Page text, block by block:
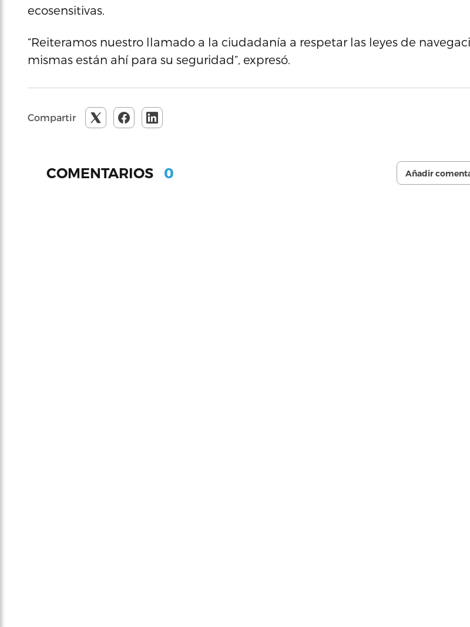
ecosensitivas.
“Reiteramos nuestro llamado a la ciudadanía a respetar las leyes de
mismas están ahí para su seguridad”, expresó.
Compartir
COMENTARIOS 0 Añadir